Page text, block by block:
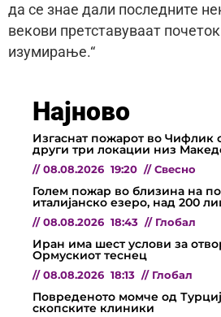
да се знае дали последните
векови претставуваат
изумирање.“
Најново
Изгаснат пожарот во Чифлик
други три локации низ
// 08.08.2026 19:20 // Свесно
Голем пожар во близина на
италијанско езеро, над 200
// 08.08.2026 18:43 // Глобал
Иран има шест услови за
Ормускиот теснец
// 08.08.2026 18:13 // Глобал
Повреденото момче од
скопските клиники